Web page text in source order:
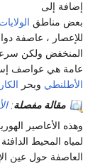
إضافة إلى
بعض مناطق
للإعصار ، عاصفة
المنخفض ولكن
عامة هي عواصف
الأطلنطي وبحر
مقالة مفصلة:
وهذه الأعاصير
لمياه المحيط
العاصفة حول عين